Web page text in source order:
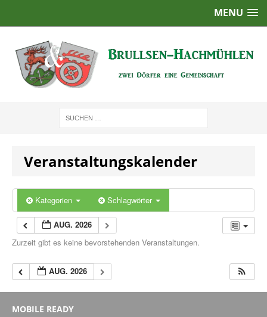
MENU
Veranstaltungskalender
Kategorien Schlagwörter
AUG. 2026
Zurzeit gibt es keine bevorstehenden Veranstaltungen.
AUG. 2026
MOBILE READY